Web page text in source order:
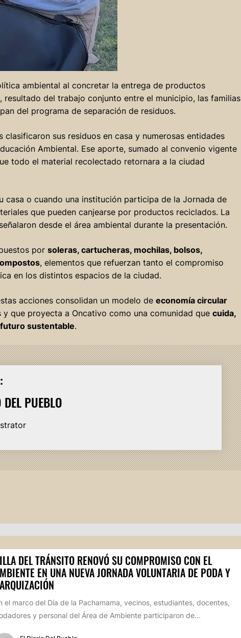
ambiental al concretar la entrega de productos
del trabajo conjunto entre el municipio, las familias
del programa de separación de residuos.
sus residuos en casa y numerosas entidades
Ambiental. Ese aporte, sumado al convenio vigente
todo el material recolectado retornara a la ciudad
casa o cuando una institución participa de la Jornada de
que pueden canjearse por productos reciclados. La
desde el área ambiental durante la presentación.
por soleras, cartucheras, mochilas, bolsos,
, elementos que refuerzan tanto el compromiso
en los distintos espacios de la ciudad.
acciones consolidan un modelo de economía circular
que proyecta a Oncativo como una comunidad que cuida,
sustentable.
PUEBLO
DEL TRÁNSITO RENOVÓ SU COMPROMISO CON EL
EN UNA NUEVA JORNADA VOLUNTARIA DE PODA Y
el marco del Día de la Pachamama, vecinos, estudiantes, docentes,
y personal del Área de Ambiente participaron de...